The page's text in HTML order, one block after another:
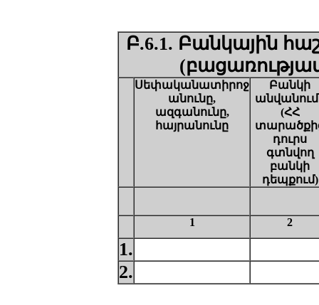
Բ.6.1. Բանկային
Սեփականատիրոջ
անունը,
ազգանունը,
հայրանունը
Բանկի
(ՀՀ
դուրս
գտնվող
բանկի
դեպքում)
1 2
1.
2.